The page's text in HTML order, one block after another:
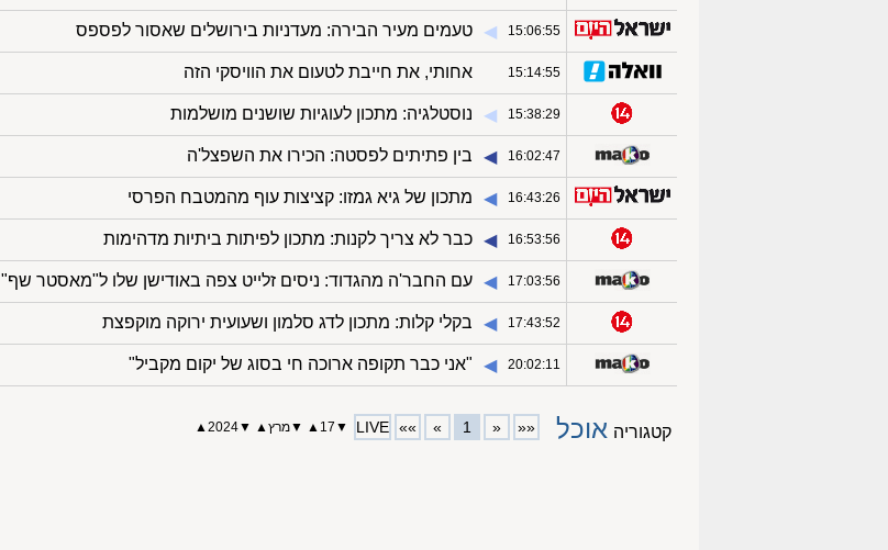
15:06:55
◀︎ טעמים מעיר הבירה: מעדניות בירושלים שאסור לפספס
15:14:55 אחותי, את חייבת לטעום את הוויסקי הזה
15:38:29
◀︎ נוסטלגיה: מתכון לעוגיות שושנים מושלמות
16:02:47
◀︎ בין פתיתים לפסטה: הכירו את השפצל'ה
16:43:26
◀︎ מתכון של גיא גמזו: קציצות עוף מהמטבח הפרסי
16:53:56
◀︎ כבר לא צריך לקנות: מתכון לפיתות ביתיות מדהימות
17:03:56
◀︎ עם החבר'ה מהגדוד: ניסים זלייט צפה באודישן שלו ל"מאסטר שף"
17:43:52
◀︎ בקלי קלות: מתכון לדג סלמון ושעועית ירוקה מוקפצת
20:02:11
◀︎ "אני כבר תקופה ארוכה חי בסוג של יקום מקביל"
קטגוריה אוכל ««
«
1
»
»»
LIVE
▼
17
▲
▼מרץ▲
▼
2024
▲